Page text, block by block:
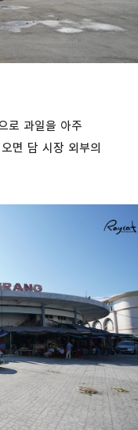
로 과일을 아주
면 담 시장 외부의